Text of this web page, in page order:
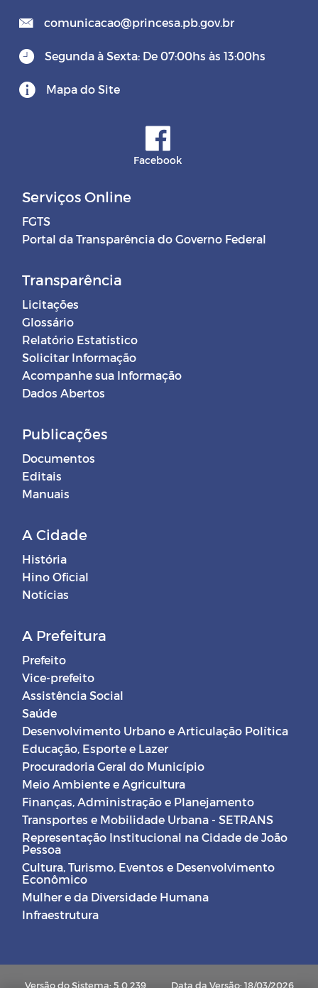
comunicacao@princesa.pb.gov.br
Segunda à Sexta: De 07:00hs às 13:00hs
Mapa do Site
Facebook
Serviços Online
FGTS
Portal da Transparência do Governo Federal
Transparência
Licitações
Glossário
Relatório Estatístico
Solicitar Informação
Acompanhe sua Informação
Dados Abertos
Publicações
Documentos
Editais
Manuais
A Cidade
História
Hino Oficial
Notícias
A Prefeitura
Prefeito
Vice-prefeito
Assistência Social
Saúde
Desenvolvimento Urbano e Articulação Política
Educação, Esporte e Lazer
Procuradoria Geral do Município
Meio Ambiente e Agricultura
Finanças, Administração e Planejamento
Transportes e Mobilidade Urbana - SETRANS
Representação Institucional na Cidade de João
Pessoa
Cultura, Turismo, Eventos e Desenvolvimento
Econômico
Mulher e da Diversidade Humana
Infraestrutura
Versão do Sistema: 5.0.239 Data da Versão: 18/03/2026